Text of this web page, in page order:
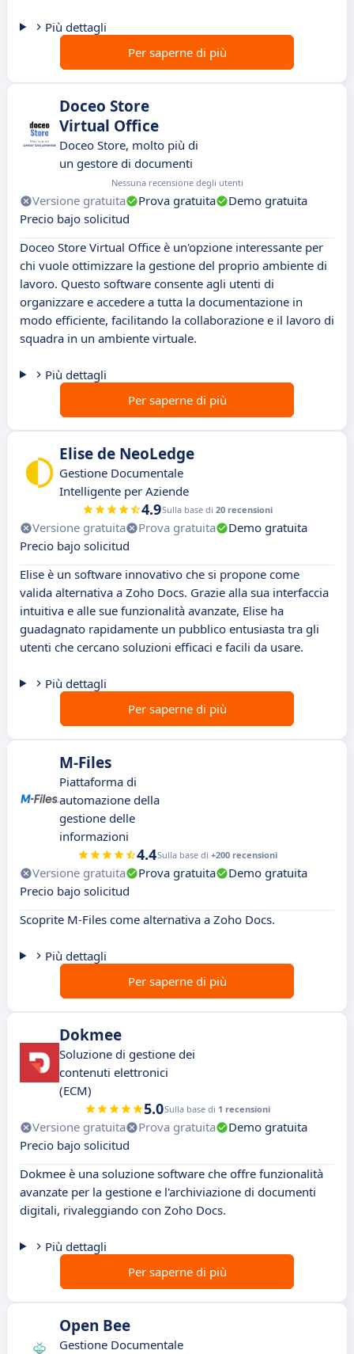
Più dettagli
Per saperne di più
Doceo Store
Virtual Office
Doceo Store, molto più di
un gestore di documenti
Nessuna recensione degli utenti
Versione gratuita Prova gratuita
Demo gratuita
Precio bajo solicitud
Doceo Store Virtual Office è un'opzione interessante per
chi vuole ottimizzare la gestione del proprio ambiente di
lavoro. Questo software consente agli utenti di
organizzare e accedere a tutta la documentazione in
modo efficiente, facilitando la collaborazione e il lavoro di
squadra in un ambiente virtuale.
Più dettagli
Per saperne di più
Elise de NeoLedge
Gestione Documentale
Intelligente per Aziende
4.9Sulla base di 20 recensioni
Versione gratuita Prova gratuita
Demo gratuita
Precio bajo solicitud
Elise è un software innovativo che si propone come
valida alternativa a Zoho Docs. Grazie alla sua interfaccia
intuitiva e alle sue funzionalità avanzate, Elise ha
guadagnato rapidamente un pubblico entusiasta tra gli
utenti che cercano soluzioni efficaci e facili da usare.
Più dettagli
Per saperne di più
M-Files
Piattaforma di
automazione della
gestione delle
informazioni
4.4Sulla base di +200 recensioni
Versione gratuita Prova gratuita
Demo gratuita
Precio bajo solicitud
Scoprite M-Files come alternativa a Zoho Docs.
Più dettagli
Per saperne di più
Dokmee
Soluzione di gestione dei
contenuti elettronici
(ECM)
5.0Sulla base di 1 recensioni
Versione gratuita Prova gratuita
Demo gratuita
Precio bajo solicitud
Dokmee è una soluzione software che offre funzionalità
avanzate per la gestione e l'archiviazione di documenti
digitali, rivaleggiando con Zoho Docs.
Più dettagli
Per saperne di più
Open Bee
Gestione Documentale